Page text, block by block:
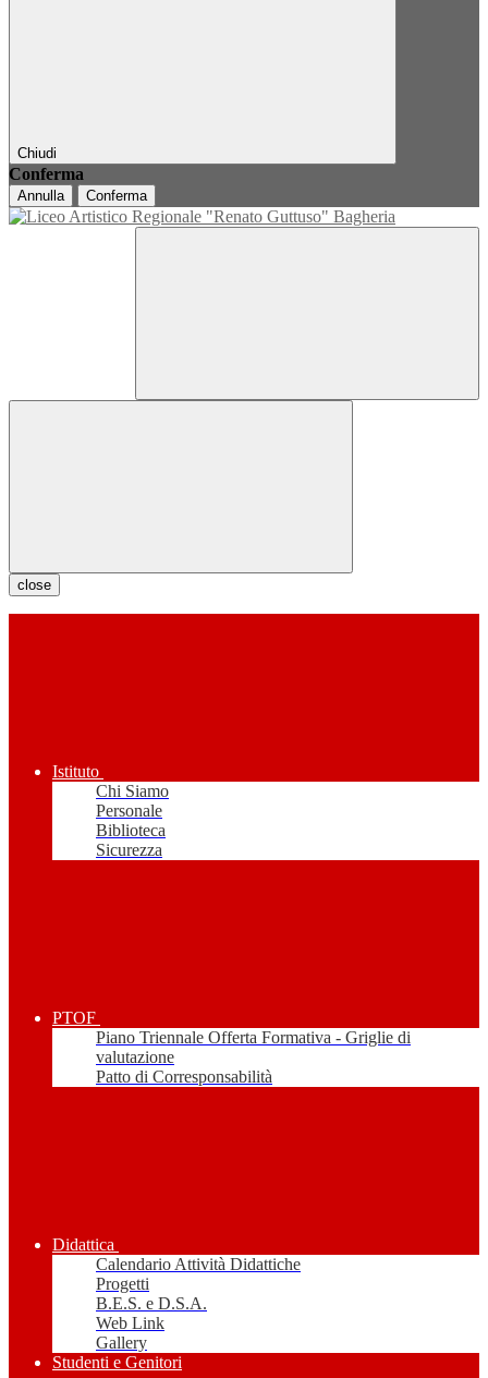
Chiudi
Conferma
Annulla Conferma
close
Istituto
Chi Siamo
Personale
Biblioteca
Sicurezza
PTOF
Piano Triennale Offerta Formativa - Griglie di
valutazione
Patto di Corresponsabilità
Didattica
Calendario Attività Didattiche
Progetti
B.E.S. e D.S.A.
Web Link
Gallery
Studenti e Genitori